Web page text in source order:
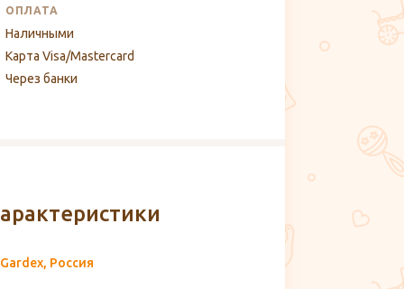
ОПЛАТА
Наличными
Карта Visa/Mastercard
Через банки
Gardex, Россия